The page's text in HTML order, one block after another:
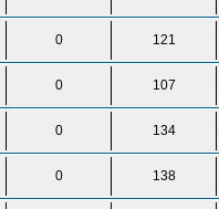
0 121
0 107
0 134
0 138